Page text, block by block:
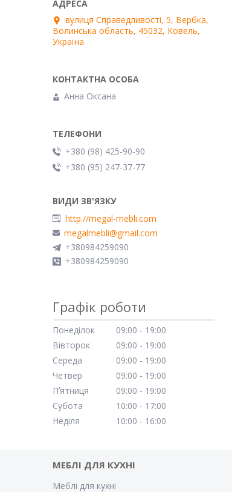
вулиця Справедливості, 5, Вербка,
Волинська область, 45032, Ковель,
Україна
Анна Оксана
+380 (98) 425-90-90
+380 (95) 247-37-77
http://megal-mebli.com
megalmebli@gmail.com
+380984259090
+380984259090
Графік роботи
Понеділок 09:00
19:00
Вівторок
09:00
19:00
Середа
09:00
19:00
Четвер
09:00
19:00
Пʼятниця
09:00
19:00
Субота
10:00
17:00
Неділя
10:00 16:00
МЕБЛІ ДЛЯ КУХНІ
Меблі для кухні